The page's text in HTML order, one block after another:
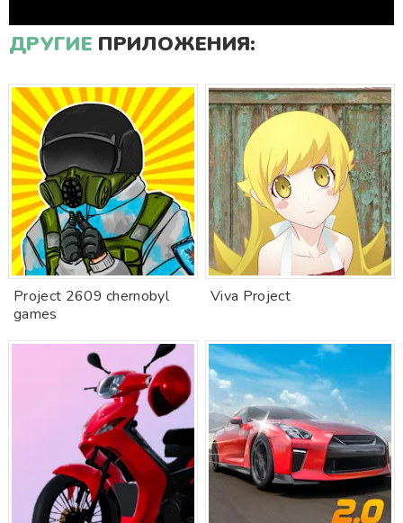
ДРУГИЕ ПРИЛОЖЕНИЯ:
Project 2609 chernobyl
games
Viva Project